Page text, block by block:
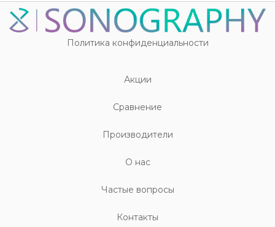
Политика конфиденциальности
Акции
Cравнение
Производители
О нас
Частые вопросы
Контакты